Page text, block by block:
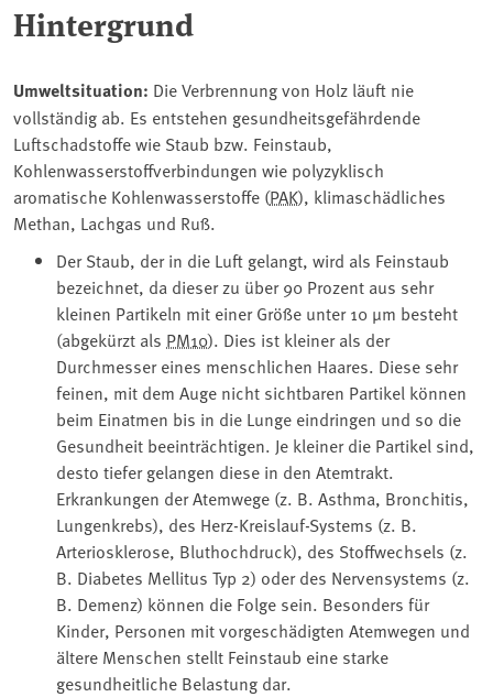
Hintergrund
Umweltsituation: Die Verbrennung von Holz läuft nie
vollständig ab. Es entstehen gesundheitsgefährdende
Luftschadstoffe wie Staub bzw. Feinstaub,
Kohlenwasserstoffverbindungen wie polyzyklisch
aromatische Kohlenwasserstoffe (⁠PAK⁠), klimaschädliches
Methan, Lachgas und Ruß.
Der Staub, der in die Luft gelangt, wird als Feinstaub
bezeichnet, da dieser zu über 90 Prozent aus sehr
kleinen Partikeln mit einer Größe unter 10 µm besteht
(abgekürzt als ⁠ PM10⁠). Dies ist kleiner als der
Durchmesser eines menschlichen Haares. Diese sehr
feinen, mit dem Auge nicht sichtbaren Partikel können
beim Einatmen bis in die Lunge eindringen und so die
Gesundheit beeinträchtigen. Je kleiner die Partikel sind,
desto tiefer gelangen diese in den Atemtrakt.
Erkrankungen der Atemwege (z. B. Asthma, Bronchitis,
Lungenkrebs), des Herz-Kreislauf-Systems (z. B.
Arteriosklerose, Bluthochdruck), des Stoffwechsels (z.
B. Diabetes Mellitus Typ 2) oder des Nervensystems (z.
B. Demenz) können die Folge sein. Besonders für
Kinder, Personen mit vorgeschädigten Atemwegen und
ältere Menschen stellt Feinstaub eine starke
gesundheitliche Belastung dar.